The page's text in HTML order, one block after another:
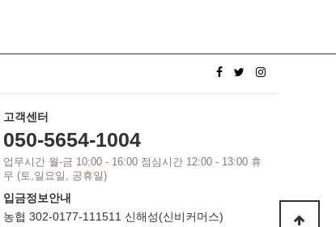
고객센터
050-5654-1004
업무시간 월-금 10:00 - 16:00 점심시간 12:00 - 13:00 휴
무 (토,일요일, 공휴일)
입금정보안내
농협 302-0177-111511 신해성(신비커머스)